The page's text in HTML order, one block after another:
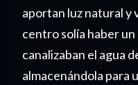
aportan luz natural y
centro solía haber
canalizaban el agua
almacenándola para